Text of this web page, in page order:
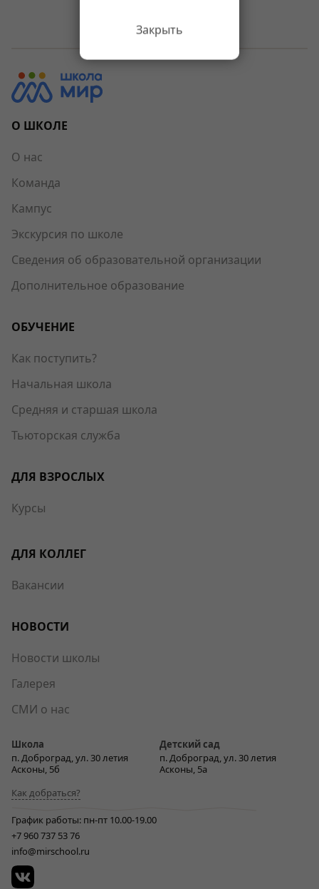
О ШКОЛЕ
О нас
Команда
Кампус
Экскурсия по школе
Сведения об образовательной организации
Дополнительное образование
ОБУЧЕНИЕ
Как поступить?
Начальная школа
Средняя и старшая школа
Тьюторская служба
ДЛЯ ВЗРОСЛЫХ
Курсы
ДЛЯ КОЛЛЕГ
Вакансии
НОВОСТИ
Новости школы
Галерея
СМИ о нас
Школа
п. Доброград, ул. 30 летия
Асконы, 5б
Детский сад
п. Доброград, ул. 30 летия
Асконы, 5а
Как добраться?
График работы: пн-пт 10.00-19.00
+7 960 737 53 76
info@mirschool.ru
Закрыть